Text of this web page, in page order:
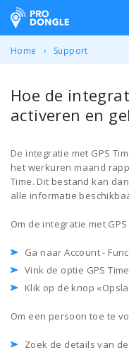
ProDongle Track
Home Support
Hoe de
activeren en
De integratie met GPS
het werkuren maand
Time. Dit bestand kan
alle informatie
Om de integratie met
Ga naar Account -
Vink de optie GPS
Klik op de knop
Om een persoon toe te
Zoek de details van